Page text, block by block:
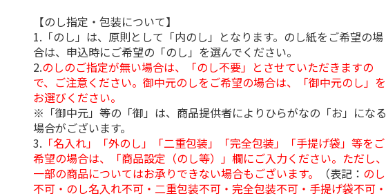
【のし指定・包装について】
1.「のし」は、原則として「内のし」となります。のし紙をご希望の場
合は、申込時にご希望の「のし」を選んでください。
2.のしのご指定が無い場合は、「のし不要」とさせていただきますの
で、ご注意ください。御中元のしをご希望の場合は、「御中元のし」を
お選びください。
※「御中元」等の「御」は、商品提供者によりひらがなの「お」になる
場合がございます。
3. 「名入れ」「外のし」「二重包装」「完全包装」「手提げ袋」等をご
希望の場合は、「商品設定（のし等）」欄にご入力ください。ただし、
一部の商品についてはお承りできない場合もございます。
（表記： のし
不可・のし名入れ不可・二重包装不可・完全包装不可・手提げ袋不可・